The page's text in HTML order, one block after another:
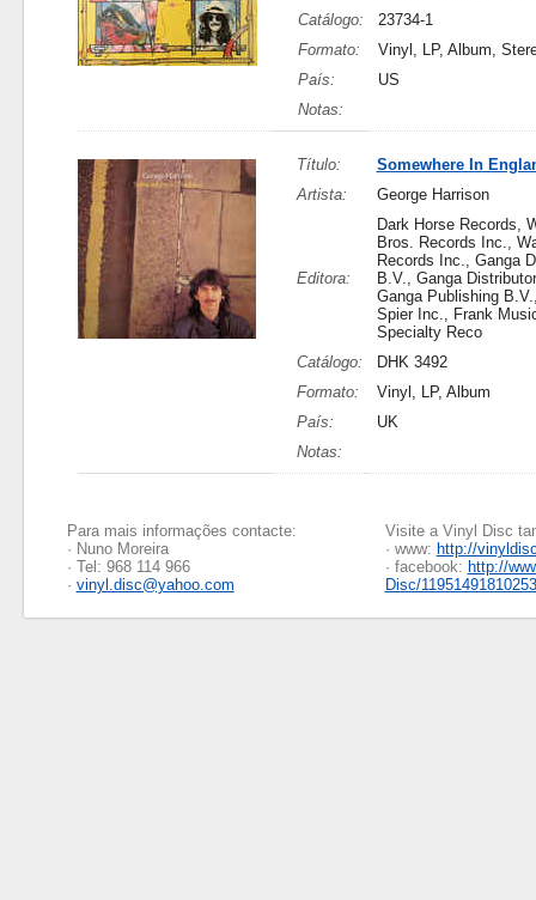
Catálogo:
23734-1
Formato:
Vinyl, LP, Album,
País:
US
Notas:
Título:
Somewhere In
Artista:
George Harrison
Editora:
Dark Horse Records,
Bros. Records Inc.,
Records Inc., Ganga
B.V., Ganga
Ganga Publishing
Spier Inc., Frank
Specialty Reco
Catálogo:
DHK 3492
Formato:
Vinyl, LP, Album
País:
UK
Notas:
Para mais informações contacte:
· Nuno Moreira
· Tel: 968 114 966
· vinyl.disc@yahoo.com
Visite a Vinyl Disc
· www: http://
· facebook: http://
Disc/